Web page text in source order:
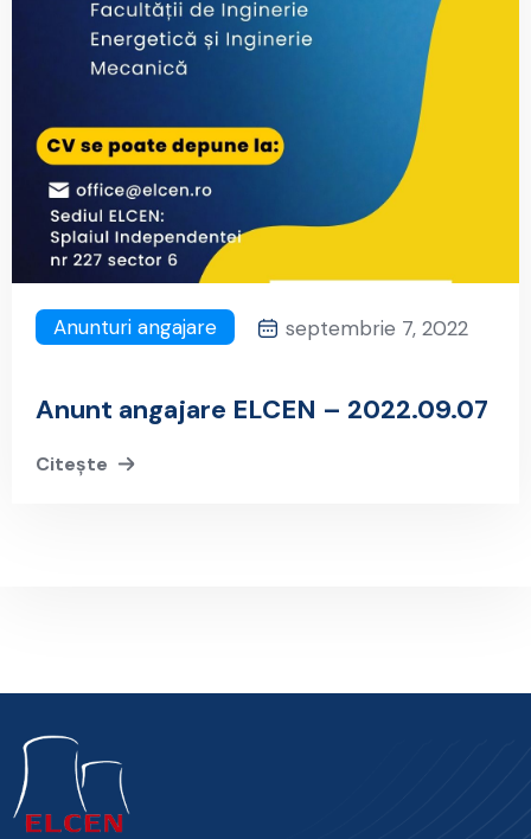
Anunturi angajare septembrie 7, 2022
Anunt angajare ELCEN – 2022.09.07
Citește